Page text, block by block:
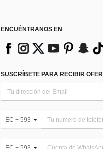
ENCUÉNTRANOS EN
SUSCRÍBETE PARA RECIBIR
EC + 593